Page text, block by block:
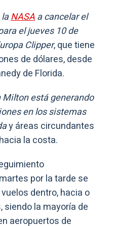
NASAa cancelar el
el jueves 10 de
Clipper, que tiene
de dólares, desde
de Florida.
Milton está generando
en los sistemas
y áreas circundantes
la costa.
por la tarde se
dentro, hacia o
siendo la mayoría de
aeropuertos de